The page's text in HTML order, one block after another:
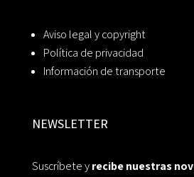
Aviso legal y copyright
Política de privacidad
Información de transporte
NEWSLETTER
Suscríbete yrecibe nuestras